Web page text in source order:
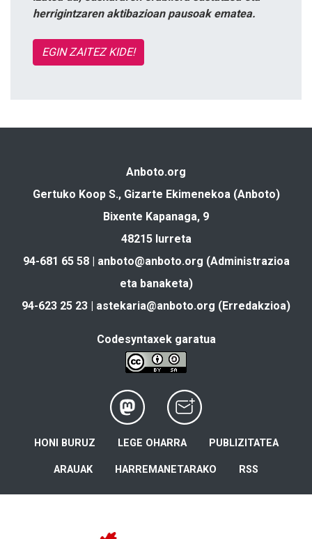
herrigintzaren aktibazioan pausoak ematea.
EGIN ZAITEZ KIDE!
Anboto.org
Gertuko Koop S., Gizarte Ekimenekoa (Anboto)
Bixente Kapanaga, 9
48215 Iurreta
94-681 65 58 | anboto@anboto.org (Administrazioa
eta banaketa)
94-623 25 23 | astekaria@anboto.org (Erredakzioa)
Codesyntaxek garatua
HONI BURUZ LEGE OHARRA PUBLIZITATEA
ARAUAK HARREMANETARAKO RSS